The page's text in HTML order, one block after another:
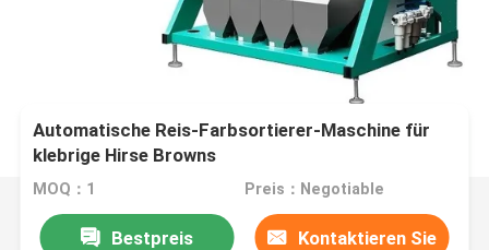
Automatische Reis-Farbsortierer-Maschine für
klebrige Hirse Browns
MOQ：1 Preis：Negotiable
Bestpreis Kontaktieren Sie